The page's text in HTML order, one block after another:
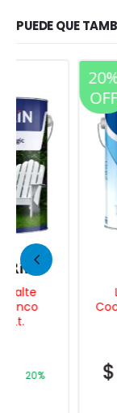
PUEDE QUE
OFF
Látex
Cocinas